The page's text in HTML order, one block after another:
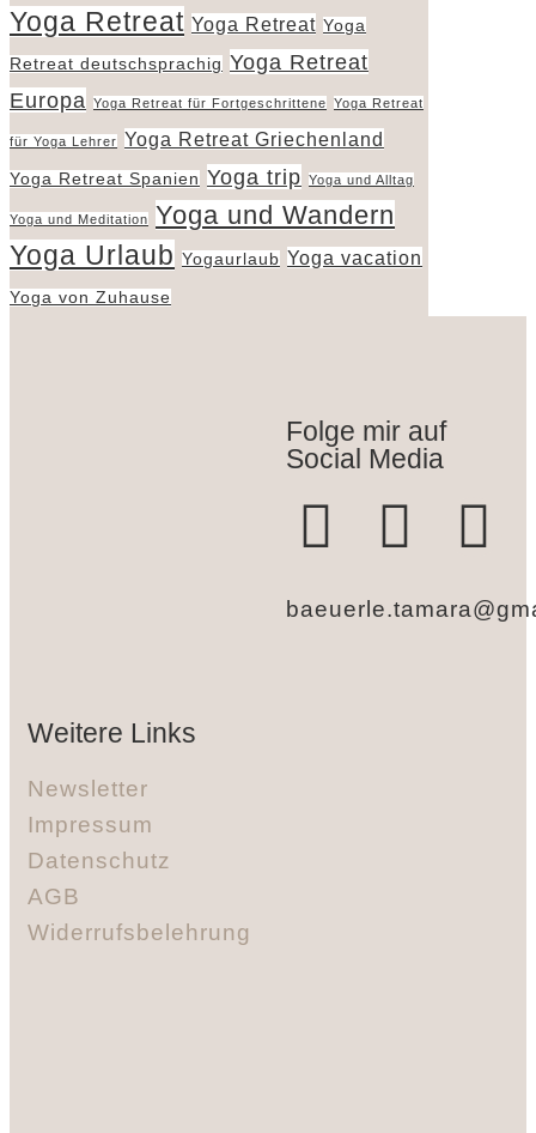
Yoga Retreat Yoga Retreat Yoga
Retreat deutschsprachig Yoga Retreat
Europa
Yoga Retreat für Fortgeschrittene Yoga Retreat
für Yoga Lehrer Yoga Retreat Griechenland
Yoga Retreat Spanien Yoga trip Yoga und Alltag
Yoga und Meditation Yoga und Wandern
Yoga Urlaub Yogaurlaub Yoga vacation
Yoga von Zuhause
Folge mir auf
Social Media
Weitere Links
Newsletter
Impressum
Datenschutz
AGB
Widerrufsbelehrung